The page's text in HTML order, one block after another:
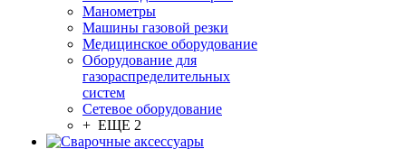
Манометры
Машины газовой резки
Медицинское оборудование
Оборудование для
газораспределительных
систем
Сетевое оборудование
+ ЕЩЕ 2